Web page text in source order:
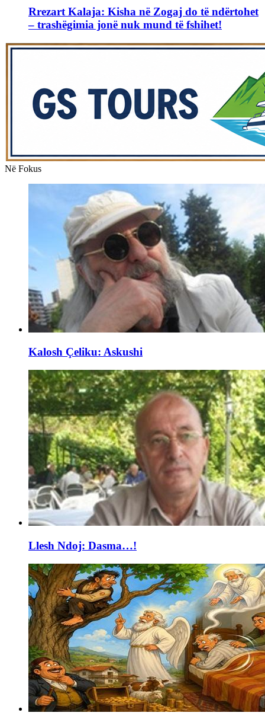
Rrezart Kalaja: Kisha në Zogaj do të ndërtohet
– trashëgimia jonë nuk mund të fshihet!
Në Fokus
Kalosh Çeliku: Askushi
Llesh Ndoj: Dasma…!